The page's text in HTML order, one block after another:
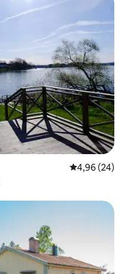
5 üzerinden
4,96 (24)